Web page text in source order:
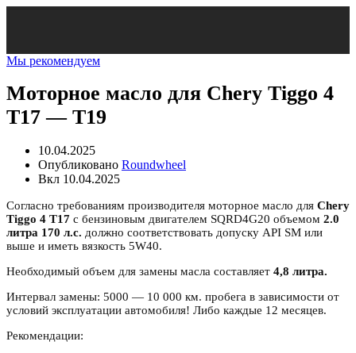
Мы рекомендуем
Моторное масло для Chery Tiggo 4
T17 — T19
10.04.2025
Опубликовано Roundwheel
Вкл 10.04.2025
Согласно требованиям производителя моторное масло для Chery
Tiggo 4 T17 с бензиновым двигателем SQRD4G20 объемом 2.0
литра 170 л.с. должно соответствовать допуску API SM или
выше и иметь вязкость 5W40.
Необходимый объем для замены масла составляет 4,8 литра.
Интервал замены: 5000 — 10 000 км. пробега в зависимости от
условий эксплуатации автомобиля! Либо каждые 12 месяцев.
Рекомендации: